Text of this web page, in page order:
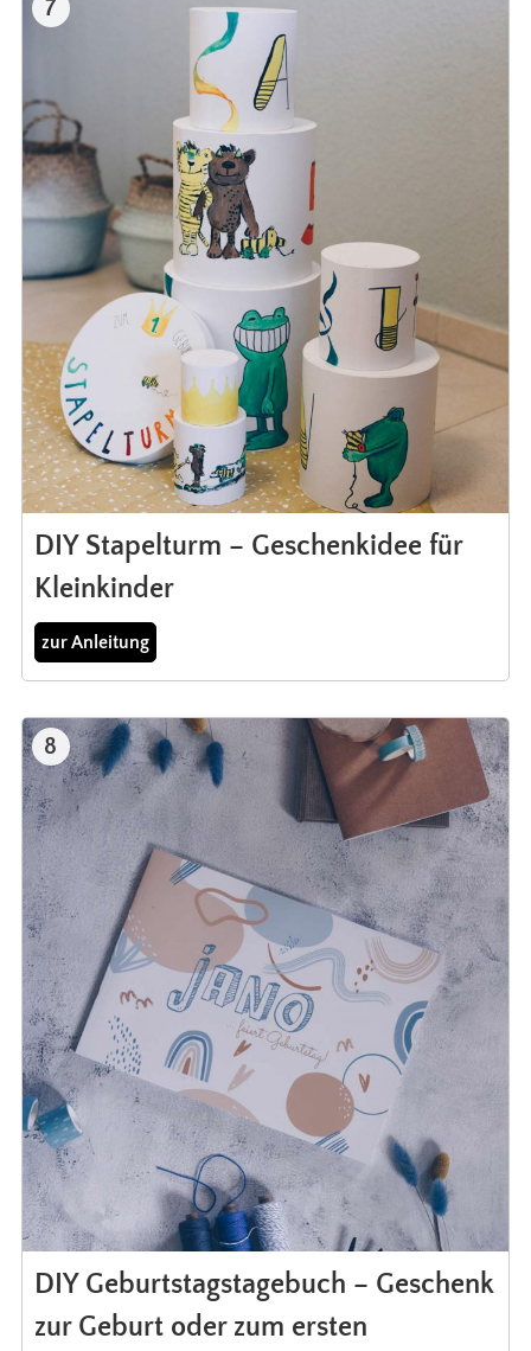
7
DIY Stapelturm – Geschenkidee für
Kleinkinder
zur Anleitung
8
DIY Geburtstagstagebuch – Geschenk
zur Geburt oder zum ersten